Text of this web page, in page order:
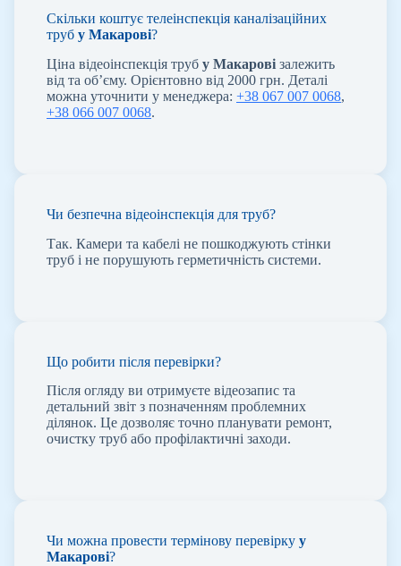
Скільки коштує телеінспекція каналізаційних
труб у Макарові?
Ціна відеоінспекція труб у Макарові залежить
від та об’єму. Орієнтовно від 2000 грн. Деталі
можна уточнити у менеджера: +38 067 007 0068,
+38 066 007 0068.
Чи безпечна відеоінспекція для труб?
Так. Камери та кабелі не пошкоджують стінки
труб і не порушують герметичність системи.
Що робити після перевірки?
Після огляду ви отримуєте відеозапис та
детальний звіт з позначенням проблемних
ділянок. Це дозволяє точно планувати ремонт,
очистку труб або профілактичні заходи.
Чи можна провести термінову перевірку у
Макарові?